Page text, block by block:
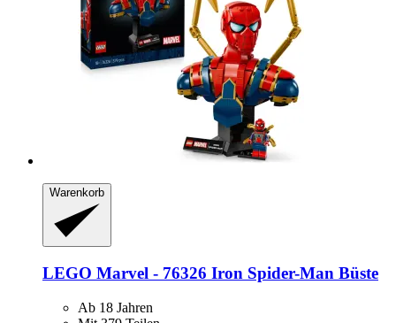
Warenkorb
LEGO Marvel -​ 76326 Iron Spider-​Man Büste
Ab 18 Jahren